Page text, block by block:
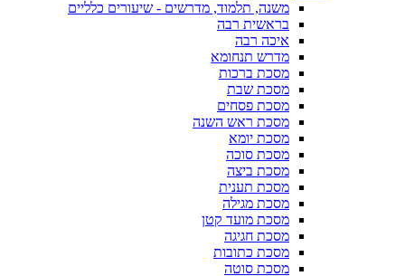
משנה, תלמוד, מדרשים - שיעורים כלליים
בראשית רבה
איכה רבה
מדרש תנחומא
מסכת ברכות
מסכת שבת
מסכת פסחים
מסכת ראש השנה
מסכת יומא
מסכת סוכה
מסכת ביצה
מסכת תענית
מסכת מגילה
מסכת מועד קטן
מסכת חגיגה
מסכת כתובות
מסכת סוטה